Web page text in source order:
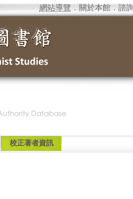
網站導覽 ． 關於本館． 諮
校正著者資訊